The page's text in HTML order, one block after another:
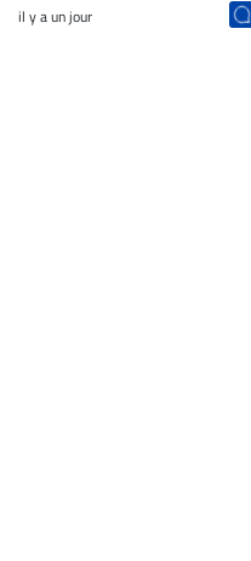
il y a un jour